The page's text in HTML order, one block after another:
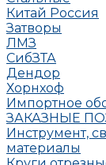
Китай Россия
Затворы
ЛМЗ
СибЗТА
Дендор
Хорнхоф
Импортное
ЗАКАЗНЫЕ
Инструмент,
материалы